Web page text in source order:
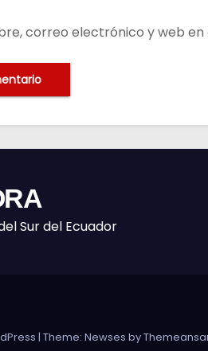
correo electrónico y web
Sur del Ecuador
| Theme: Newses by